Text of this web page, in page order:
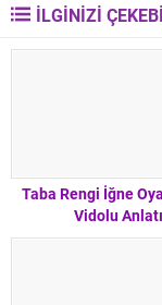
İLGİNİZİ
Taba Rengi İğne
Vidolu